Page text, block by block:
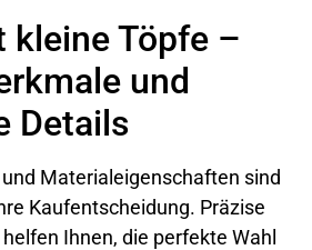
kleine Töpfe –
und
Details
Materialeigenschaften sind
Kaufentscheidung. Präzise
helfen Ihnen, die perfekte Wahl